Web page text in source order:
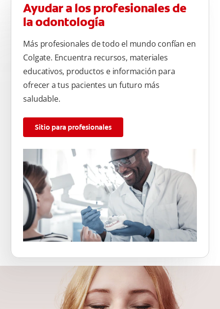
Ayudar a los profesionales de
la odontología
Más profesionales de todo el mundo confían en
Colgate. Encuentra recursos, materiales
educativos, productos e información para
ofrecer a tus pacientes un futuro más
saludable.
Sitio para profesionales